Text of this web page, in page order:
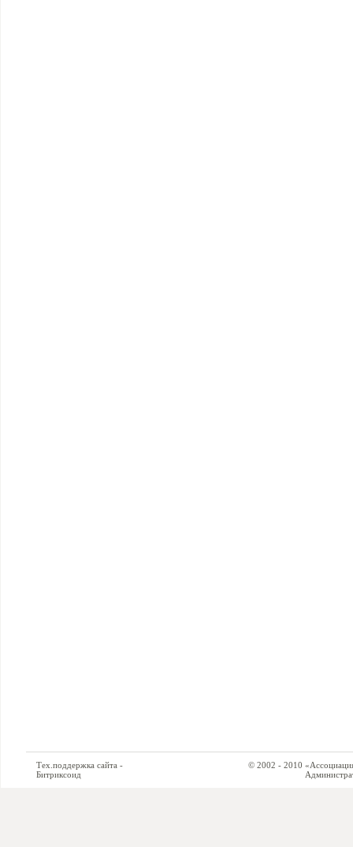
Тех.поддержка сайта -
Битриксоид
© 2002 - 2010 «Ассоциация